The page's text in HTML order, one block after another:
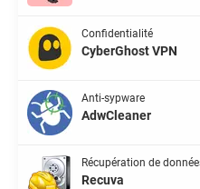
Confidentialité
CyberGhost VPN
Anti-sypware
AdwCleaner
Récupération de
Recuva